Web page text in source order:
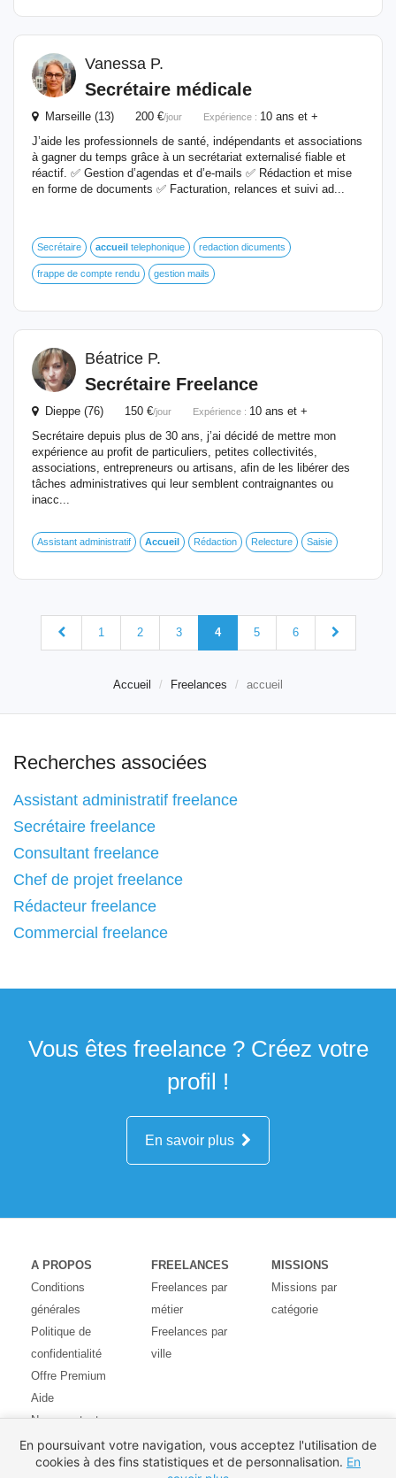
Vanessa P.
Secrétaire médicale
Marseille (13) 200 €/jour Expérience : 10 ans et +
J’aide les professionnels de santé, indépendants et associations
à gagner du temps grâce à un secrétariat externalisé fiable et
réactif. ✅ Gestion d’agendas et d’e-mails ✅ Rédaction et mise
en forme de documents ✅ Facturation, relances et suivi ad...
Secrétaire accueil telephonique redaction dicuments
frappe de compte rendu gestion mails
Béatrice P.
Secrétaire Freelance
Dieppe (76) 150 €/jour Expérience : 10 ans et +
Secrétaire depuis plus de 30 ans, j’ai décidé de mettre mon
expérience au profit de particuliers, petites collectivités,
associations, entrepreneurs ou artisans, afin de les libérer des
tâches administratives qui leur semblent contraignantes ou
inacc...
Assistant administratif Accueil Rédaction Relecture Saisie
1 2 3 4 5 6
Accueil Freelances accueil
Recherches associées
Assistant administratif freelance
Secrétaire freelance
Consultant freelance
Chef de projet freelance
Rédacteur freelance
Commercial freelance
Vous êtes freelance ? Créez votre
profil !
En savoir plus
A PROPOS
Conditions
générales
Politique de
confidentialité
Offre Premium
Aide
Nous contacter
Avis des
utilisateurs
FREELANCES
Freelances par
métier
Freelances par
ville
MISSIONS
Missions par
catégorie
En poursuivant votre navigation, vous acceptez l'utilisation de
cookies à des fins statistiques et de personnalisation. En